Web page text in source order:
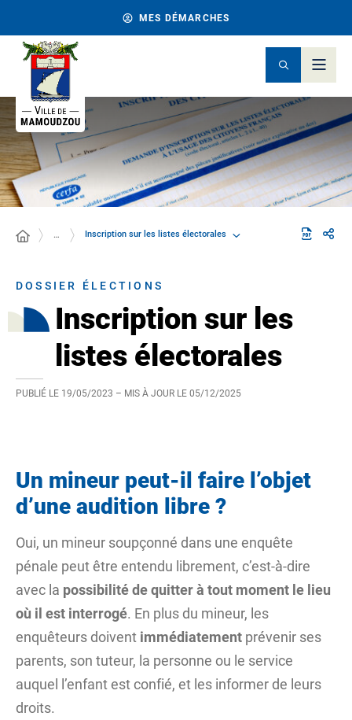
MES DÉMARCHES
… Inscription sur les listes électorales
DOSSIER ÉLECTIONS
Inscription sur les
listes électorales
PUBLIÉ LE 19/05/2023 – MIS À JOUR LE 05/12/2025
Un mineur peut-il faire l’objet
d’une audition libre ?
Oui, un mineur soupçonné dans une enquête
pénale peut être entendu librement, c’est-à-dire
avec la possibilité de quitter à tout moment le lieu
où il est interrogé. En plus du mineur, les
enquêteurs doivent immédiatement prévenir ses
parents, son tuteur, la personne ou le service
auquel l’enfant est confié, et les informer de leurs
droits.